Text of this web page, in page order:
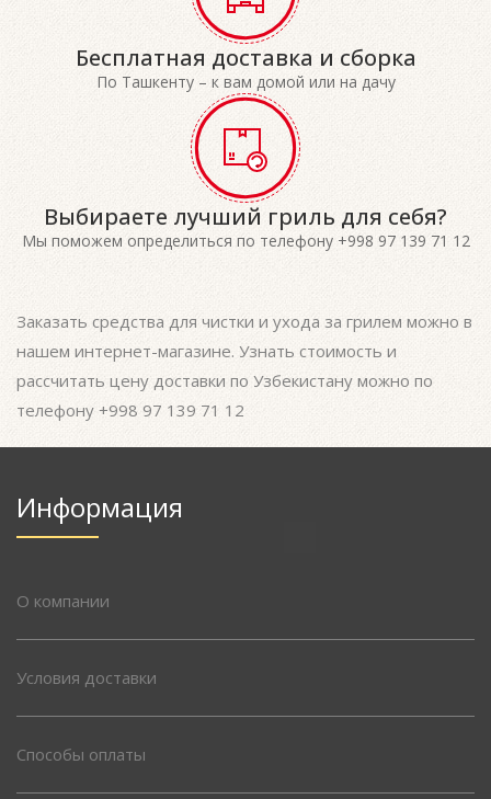
Бесплатная доставка и сборка
По Ташкенту – к вам домой или на дачу
Выбираете лучший гриль для себя?
Мы поможем определиться по телефону +998 97 139 71 12
Заказать средства для чистки и ухода за грилем можно в
нашем интернет-магазине. Узнать стоимость и
рассчитать цену доставки по Узбекистану можно по
телефону +998 97 139 71 12
Информация
О компании
Условия доставки
Способы оплаты